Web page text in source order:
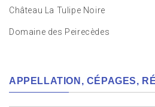
Château La Tulipe Noire
Domaine des Peirecèdes
APPELLATION, CÉPAGES,